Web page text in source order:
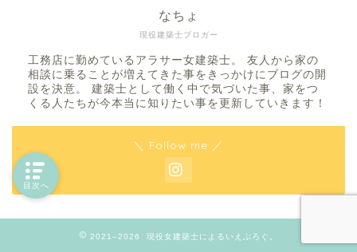
現役建築士ブロガー
なちょ
工務店に勤めているアラサー女建築士。 友人から家の
相談に乗ることが増えてきた事をきっかけにブログの開
設を決意。 建築士として働く中で気づいた事、家をつ
くる人たちが今本当に知りたい事を更新していきます！
＼ Follow me ／
2021–2026 現役女建築士によるいえぶろぐ。
目次へ